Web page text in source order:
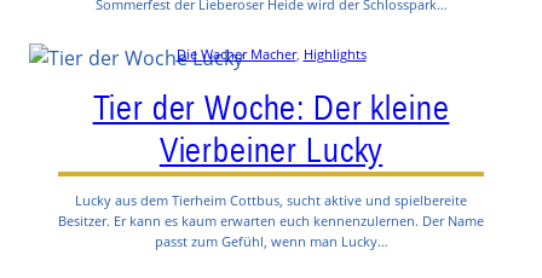
Sommerfest der Lieberoser Heide wird der Schlosspark…
Die Wacher Macher, Highlights
Tier der Woche: Der kleine
Vierbeiner Lucky
Lucky aus dem Tierheim Cottbus, sucht aktive und spielbereite
Besitzer. Er kann es kaum erwarten euch kennenzulernen. Der Name
passt zum Gefühl, wenn man Lucky…